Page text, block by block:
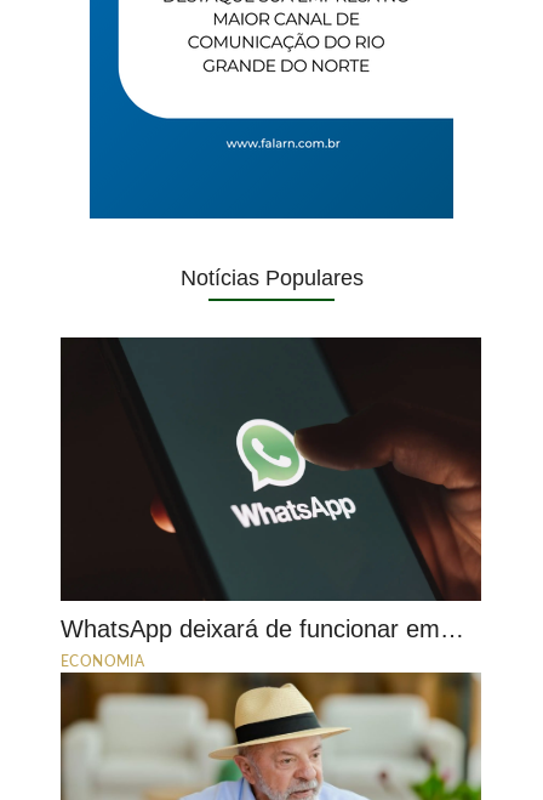
Notícias Populares
WhatsApp deixará de funcionar em…
ECONOMIA